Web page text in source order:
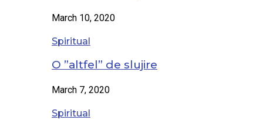
March 10, 2020
Spiritual
O ”altfel” de slujire
March 7, 2020
Spiritual